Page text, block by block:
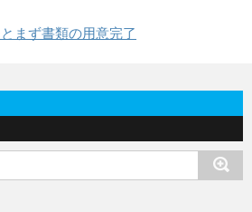
とまず書類の用意完了